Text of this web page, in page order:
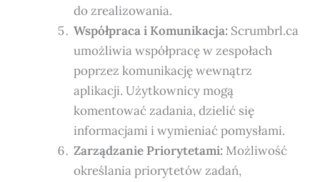
do zrealizowania.
Współpraca i Komunikacja: Scrumbrl.ca
umożliwia współpracę w zespołach
poprzez komunikację wewnątrz
aplikacji. Użytkownicy mogą
komentować zadania, dzielić się
informacjami i wymieniać pomysłami.
Zarządzanie Priorytetami: Możliwość
określania priorytetów zadań,